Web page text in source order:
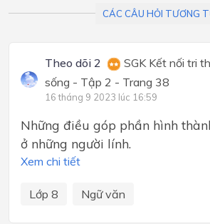
CÁC CÂU HỎI TƯƠNG
Theo dõi 2
SGK Kết nối tri
sống - Tập 2 - Trang 38
16 tháng 9 2023 lúc 16:59
Những điều góp phần hình
ở những người lính.
Xem chi tiết
Lớp 8 Ngữ văn